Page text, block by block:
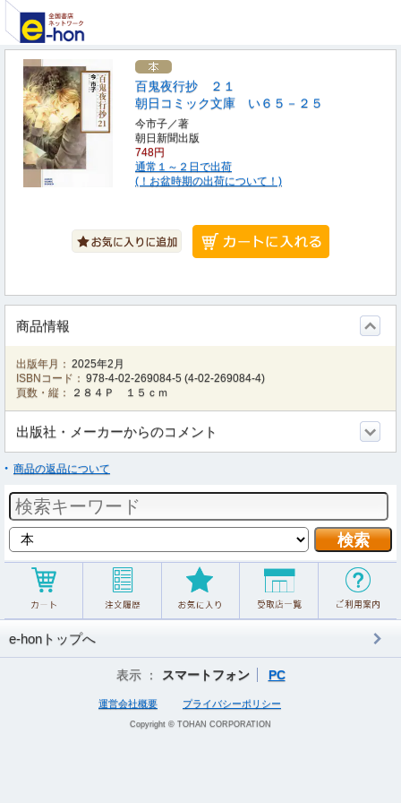
百鬼夜行抄 ２１
朝日コミック文庫 い６５－２５
今市子／著
朝日新聞出版
748円
通常１～２日で出荷
(！お盆時期の出荷について！)
商品情報
出版年月： 2025年2月
ISBNコード： 978-4-02-269084-5 (4-02-269084-4)
頁数・縦：
２８４Ｐ １５ｃｍ
出版社・メーカーからのコメント
商品の返品について
e-honトップへ
表示 ： スマートフォン PC
運営会社概要 プライバシーポリシー
Copyright © TOHAN CORPORATION